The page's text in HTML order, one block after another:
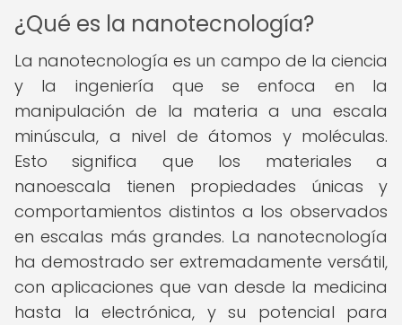
¿Qué es la nanotecnología?
La nanotecnología es un campo de la ciencia
y la ingeniería que se enfoca en la
manipulación de la materia a una escala
minúscula, a nivel de átomos y moléculas.
Esto significa que los materiales a
nanoescala tienen propiedades únicas y
comportamientos distintos a los observados
en escalas más grandes. La nanotecnología
ha demostrado ser extremadamente versátil,
con aplicaciones que van desde la medicina
hasta la electrónica, y su potencial para